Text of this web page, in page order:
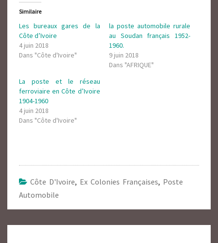
Similaire
Les bureaux gares de la
Côte d’Ivoire
4 juin 2018
Dans "Côte d'Ivoire"
la poste automobile rurale
au Soudan français 1952-
1960.
9 juin 2018
Dans "AFRIQUE"
La poste et le réseau
ferroviaire en Côte d’Ivoire
1904-1960
4 juin 2018
Dans "Côte d'Ivoire"
Côte D'Ivoire, Ex Colonies Françaises, Poste
Automobile